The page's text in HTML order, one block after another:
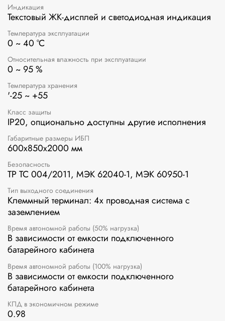
Индикация
Текстовый ЖК-дисплей и светодиодная индикация
Температура эксплуатации
0 ~ 40 °C
Относительная влажность при эксплуатации
0 ~ 95 %
Температура хранения
'-25 ~ +55
Класс защиты
IP20, опционально доступны другие исполнения
Габаритные размеры ИБП
600х850х2000 мм
Безопасность
ТР ТС 004/2011, МЭК 62040-1, МЭК 60950-1
Тип выходного соединения
Клеммный терминал: 4х проводная система с
заземлением
Время автономной работы (50% нагрузка)
В зависимости от емкости подключенного
батарейного кабинета
Время автономной работы (100% нагрузка)
В зависимости от емкости подключенного
батарейного кабинета
КПД в экономичном режиме
0.98